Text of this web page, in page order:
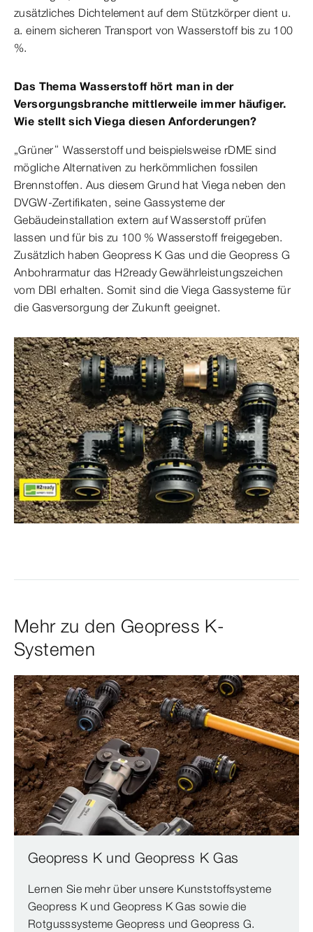
zusätzliches Dichtelement auf dem Stützkörper dient u.
a. einem sicheren Transport von Wasserstoff bis zu 100
%.
Das Thema Wasserstoff hört man in der
Versorgungsbranche mittlerweile immer häufiger.
Wie stellt sich Viega diesen Anforderungen?
„Grüner“ Wasserstoff und beispielsweise rDME sind
mögliche Alternativen zu herkömmlichen fossilen
Brennstoffen. Aus diesem Grund hat Viega neben den
DVGW-Zertifikaten, seine Gassysteme der
Gebäudeinstallation extern auf Wasserstoff prüfen
lassen und für bis zu 100 % Wasserstoff freigegeben.
Zusätzlich haben Geopress K Gas und die Geopress G
Anbohrarmatur das H2ready Gewährleistungszeichen
vom DBI erhalten. Somit sind die Viega Gassysteme für
die Gasversorgung der Zukunft geeignet.
Mehr zu den Geopress K-
Systemen
Geopress K und Geopress K Gas
Lernen Sie mehr über unsere Kunststoffsysteme
Geopress K und Geopress K Gas sowie die
Rotgusssysteme Geopress und Geopress G.